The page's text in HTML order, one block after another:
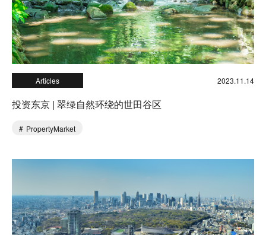
Articles 2023.11.14
投资东京 | 翠绿自然环绕的世田谷区
PropertyMarket